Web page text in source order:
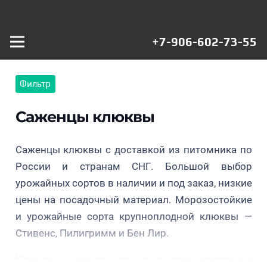
+7-906-602-73-55
Фильтр
Саженцы клюквы
Саженцы клюквы с доставкой из питомника по
России и странам СНГ. Большой выбор
урожайных сортов в наличии и под заказ, низкие
цены на посадочный материал. Морозостойкие
и урожайные сорта крупноплодной клюквы —
Стивенс, Пилигримм и Бен Лир.
Клюква
крупноплодная
Клюква
крупноплодная
Клюква
Клюква
крупноплодная
Стивенс